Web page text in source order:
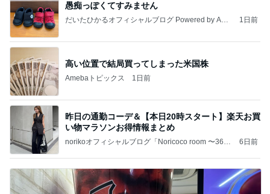
愚痴っぽくてすみません
だいたひかるオフィシャルブログ Powered by Ame
1日前
高い位置で結局買ってしまった米国株
Amebaトピックス 1日前
昨日の通勤コーデ＆【本日20時スタート】楽天お買
い物マラソンお得情報まとめ
norikoオフィシャルブログ「Noricoco room 〜365
6日前